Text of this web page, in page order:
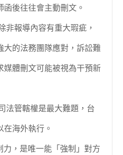
後往往會主動刪文。
非報導內容有重大瑕疵，
大的法務團隊應對，訴訟難
媒體刪文可能被視為干預新
法管轄權是最大難題，台
海外執行。
力，是唯一能「強制」對方